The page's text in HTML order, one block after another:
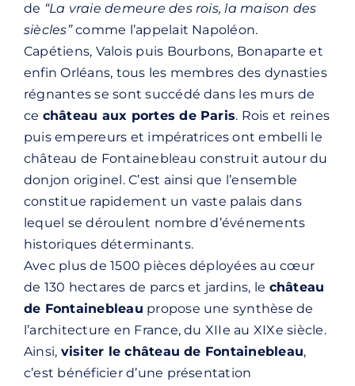
de “La vraie demeure des rois, la maison des
siècles”comme l’appelait Napoléon.
Capétiens, Valois puis Bourbons, Bonaparte et
enfin Orléans, tous les membres des dynasties
régnantes se sont succédé dans les murs de
ce château aux portes de Paris. Rois et reines
puis empereurs et impératrices ont embelli le
château de Fontainebleau construit autour du
donjon originel. C’est ainsi que l’ensemble
constitue rapidement un vaste palais dans
lequel se déroulent nombre d’événements
historiques déterminants.
Avec plus de 1500 pièces déployées au cœur
de 130 hectares de parcs et jardins, le château
de Fontainebleau propose une synthèse de
l’architecture en France, du XIIe au XIXe siècle.
Ainsi, visiter le château de Fontainebleau,
c’est bénéficier d’une présentation